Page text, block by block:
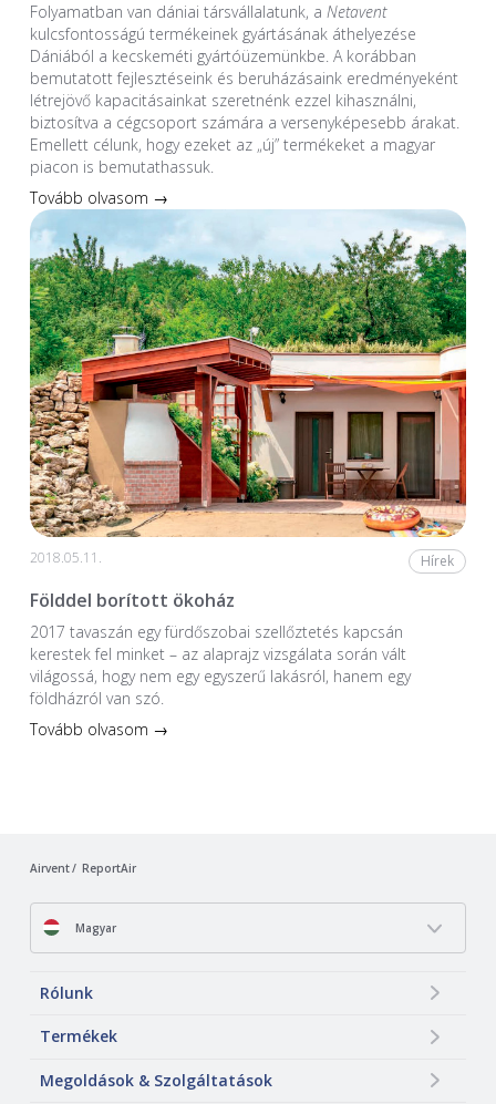
Folyamatban van dániai társvállalatunk, a Netavent
kulcsfontosságú termékeinek gyártásának áthelyezése
Dániából a kecskeméti gyártóüzemünkbe. A korábban
bemutatott fejlesztéseink és beruházásaink eredményeként
létrejövő kapacitásainkat szeretnénk ezzel kihasználni,
biztosítva a cégcsoport számára a versenyképesebb árakat.
Emellett célunk, hogy ezeket az „új” termékeket a magyar
piacon is bemutathassuk.
Tovább olvasom →
2018.05.11. Hírek
Földdel borított ökoház
2017 tavaszán egy fürdőszobai szellőztetés kapcsán
kerestek fel minket – az alaprajz vizsgálata során vált
világossá, hogy nem egy egyszerű lakásról, hanem egy
földházról van szó.
Tovább olvasom →
Airvent ReportAir
Magyar
Rólunk
Termékek
Megoldások & Szolgáltatások